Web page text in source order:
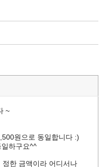
~
원으로 동일합니다 :)
하구요^^
한 금액이라 어디서나